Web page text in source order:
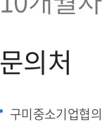
문의처
구미중소기업협